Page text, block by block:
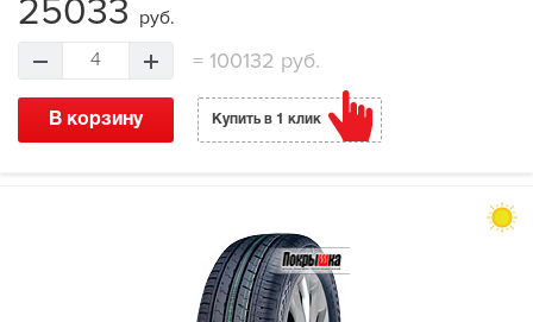
25033 руб.
4 = 100132 руб.
В корзину Купить в 1 клик